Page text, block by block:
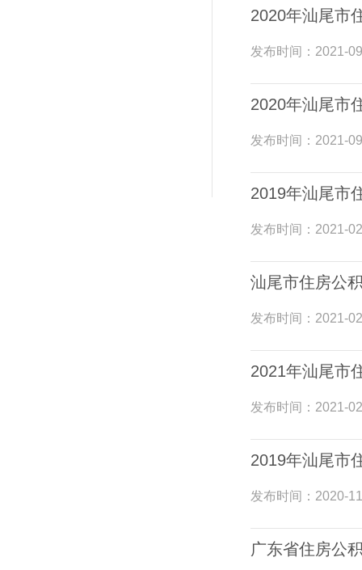
2020年汕尾市
发布时间： 2021-
2020年汕尾市
发布时间： 2021-
2019年汕尾市
发布时间： 2021-
汕尾市住房公
发布时间： 2021-
2021年汕尾市
发布时间： 2021-
2019年汕尾市
发布时间： 2020-
广东省住房公